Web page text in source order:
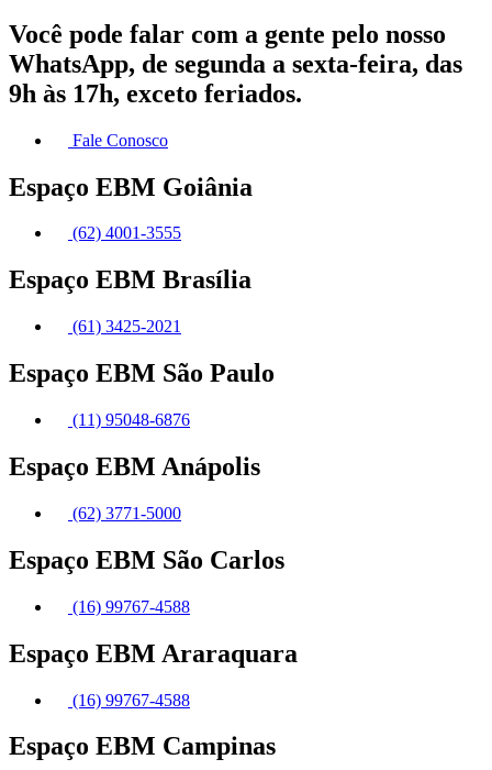
Você pode falar com a gente pelo nosso
WhatsApp, de segunda a sexta-feira, das
9h às 17h, exceto feriados.
Fale Conosco
Espaço EBM Goiânia
(62) 4001-3555
Espaço EBM Brasília
(61) 3425-2021
Espaço EBM São Paulo
(11) 95048-6876
Espaço EBM Anápolis
(62) 3771-5000
Espaço EBM São Carlos
(16) 99767-4588
Espaço EBM Araraquara
(16) 99767-4588
Espaço EBM Campinas